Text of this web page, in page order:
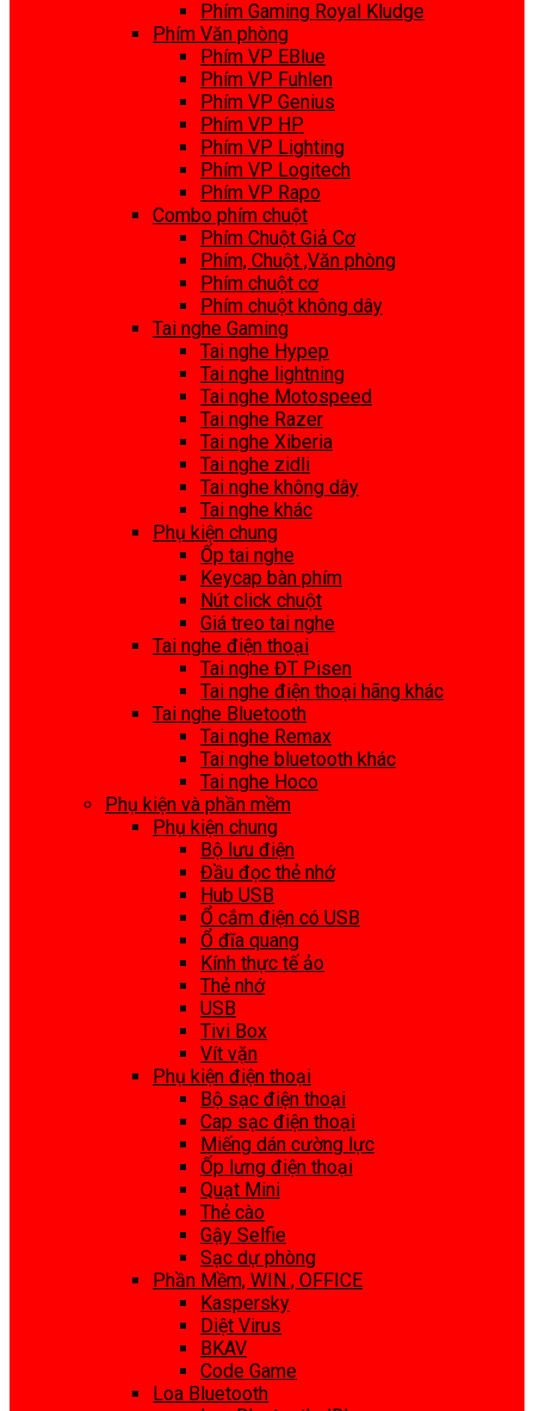
Phím Gaming Royal Kludge
Phím Văn phòng
Phím VP EBlue
Phím VP Fuhlen
Phím VP Genius
Phím VP HP
Phím VP Lighting
Phím VP Logitech
Phím VP Rapo
Combo phím chuột
Phím Chuột Giả Cơ
Phím, Chuột ,Văn phòng
Phím chuột cơ
Phím chuột không dây
Tai nghe Gaming
Tai nghe Hypep
Tai nghe lightning
Tai nghe Motospeed
Tai nghe Razer
Tai nghe Xiberia
Tai nghe zidli
Tai nghe không dây
Tai nghe khác
Phụ kiện chung
Ốp tai nghe
Keycap bàn phím
Nút click chuột
Giá treo tai nghe
Tai nghe điện thoại
Tai nghe ĐT Pisen
Tai nghe điện thoại hãng khác
Tai nghe Bluetooth
Tai nghe Remax
Tai nghe bluetooth khác
Tai nghe Hoco
Phụ kiện và phần mềm
Phụ kiện chung
Bộ lưu điện
Đầu đọc thẻ nhớ
Hub USB
Ổ cắm điện có USB
Ổ đĩa quang
Kính thực tế ảo
Thẻ nhớ
USB
Tivi Box
Vít vặn
Phụ kiện điện thoại
Bộ sạc điện thoại
Cap sạc điện thoại
Miếng dán cường lực
Ốp lưng điện thoại
Quạt Mini
Thẻ cào
Gậy Selfie
Sạc dự phòng
Phần Mềm, WIN , OFFICE
Kaspersky
Diệt Virus
BKAV
Code Game
Loa Bluetooth